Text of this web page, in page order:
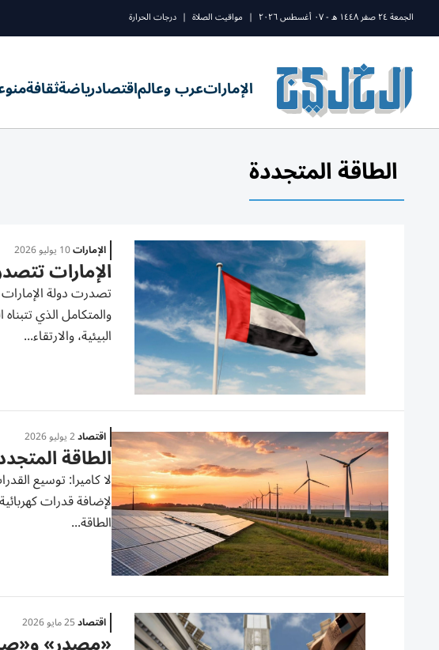
الجمعة ٢٤ صفر ١٤٤٨ ه - ٠٧ أغسطس ٢٠٢٦ | مواقيت الصلاة | درجات الحرارة
الإماراتعرب وعالماقتصادرياضةثقافة
الطاقة المتجددة
الإمارات10 يوليو 2026
الإمارات
والمتكامل الذي
البيئية، والارتقاء...
اقتصاد2 يوليو 2026
الطاقة المتجددة توفر 480 مليار دولار من
لا كاميرا: توسيع
لإضافة قدرات
الطاقة...
اقتصاد25 مايو 2026